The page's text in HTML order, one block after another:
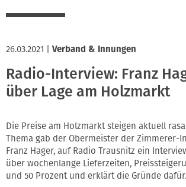
26.03.2021 Verband & Innungen
Radio-Interview: Franz
über Lage am Holzmarkt
Die Preise am Holzmarkt steigen aktuell
Thema gab der Obermeister der Zimmerer-
Franz Hager, auf Radio Trausnitz ein
über wochenlange Lieferzeiten,
und 50 Prozent und erklärt die Gründe dafür.